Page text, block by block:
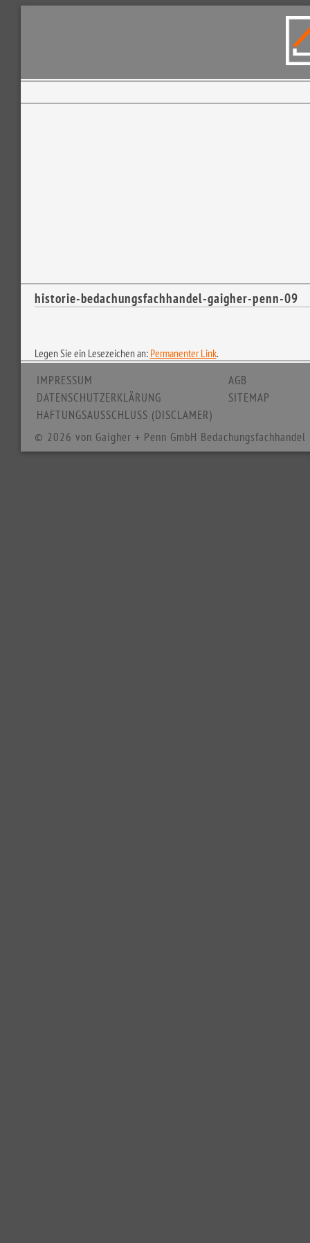
historie-bedachungsfachhandel-gaigher-penn-09
Legen Sie ein Lesezeichen an: Permanenter Link.
IMPRESSUM
DATENSCHUTZERKLÄRUNG
HAFTUNGSAUSSCHLUSS (DISCLAMER)
AGB
SITEMAP
© 2026 von Gaigher + Penn GmbH Bedachungsfachhandel